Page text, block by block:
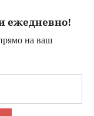
ежедневно!
на ваш